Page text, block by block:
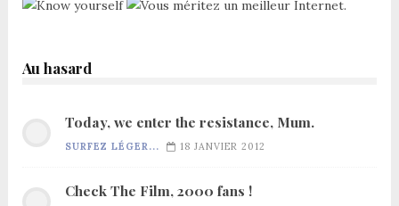
Au hasard
Today, we enter the resistance, Mum.
SURFEZ LÉGER... 18 JANVIER 2012
Check The Film, 2000 fans !